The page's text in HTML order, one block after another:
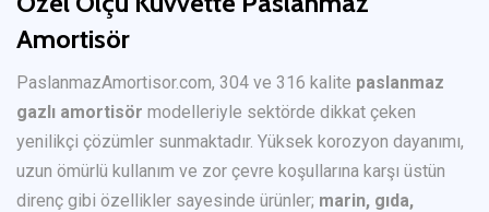
Amortisör
PaslanmazAmortisor.com, 304 ve 316 kalite paslanmaz
gazlı amortisör modelleriyle sektörde dikkat çeken
yenilikçi çözümler sunmaktadır. Yüksek korozyon dayanımı,
uzun ömürlü kullanım ve zor çevre koşullarına karşı üstün
direnç gibi özellikler sayesinde ürünler; marin, gıda,